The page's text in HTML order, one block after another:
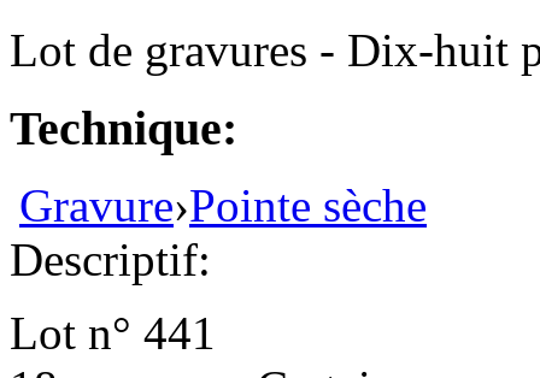
Lot de gravures - Dix-huit
Technique:
Gravure›Pointe sèche
Descriptif:
Lot n° 441